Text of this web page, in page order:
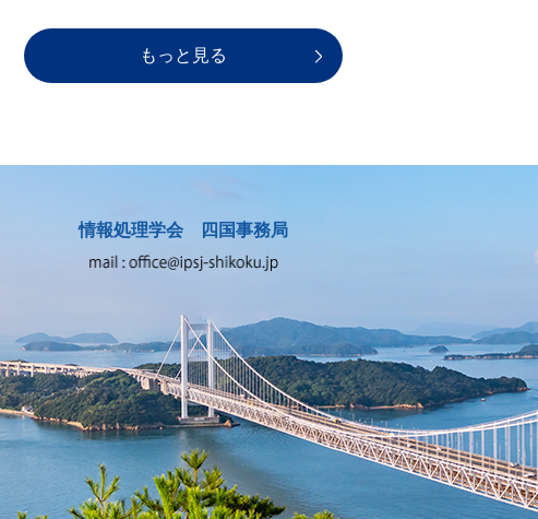
もっと見る
情報処理学会 四国事務局